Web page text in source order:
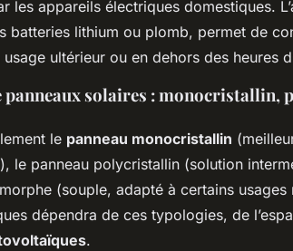
les appareils électriques domestiques.
batteries lithium ou plomb, permet de
ultérieur ou en dehors des heures
panneaux solaires :
le panneau monocristallin
le panneau polycristallin (solution
(souple, adapté à certains
dépendra de ces typologies, de
.